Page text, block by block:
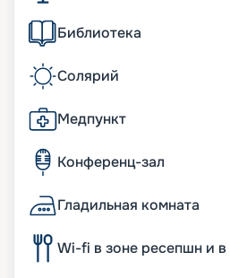
Библиотека
Солярий
Медпункт
Конференц-зал
Гладильная комната
Wi-fi в зоне ресепшн и